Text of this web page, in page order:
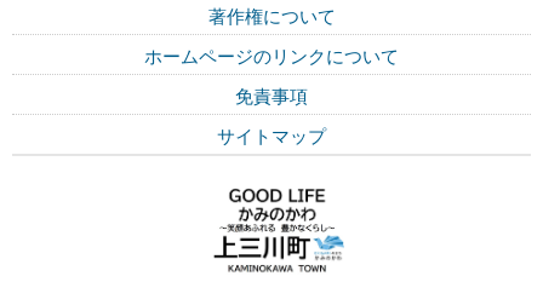
著作権について
ホームページのリンクについて
免責事項
サイトマップ